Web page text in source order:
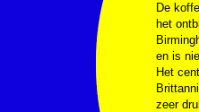
De
het
en is
Het
zeer